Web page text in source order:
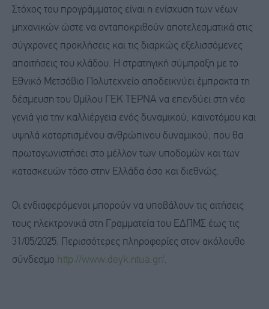
Στόχος του προγράμματος είναι η ενίσχυση των νέων
μηχανικών ώστε να ανταποκριθούν αποτελεσματικά στις
σύγχρονες προκλήσεις και τις διαρκώς εξελισσόμενες
απαιτήσεις του κλάδου. Η στρατηγική σύμπραξη με το
Εθνικό Μετσόβιο Πολυτεχνείο αποδεικνύει έμπρακτα τη
δέσμευση του Ομίλου ΓΕΚ ΤΕΡΝΑ να επενδύει στη νέα
γενιά για την καλλιέργεια ενός δυναμικού, καινοτόμου και
υψηλά καταρτισμένου ανθρώπινου δυναμικού, που θα
πρωταγωνιστήσει στο μέλλον των υποδομών και των
κατασκευών τόσο στην Ελλάδα όσο και διεθνώς.
Οι ενδιαφερόμενοι μπορούν να υποβάλουν τις αιτήσεις
τους ηλεκτρονικά στη Γραμματεία του ΕΔΠΜΣ έως τις
31/05/2025. Περισσότερες πληροφορίες στον ακόλουθο
σύνδεσμο http://www.deyk.ntua.gr/.